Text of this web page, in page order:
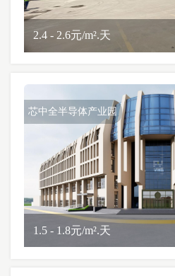
2.4 - 2.6元/m².天
芯中全半导体产业园
1.5 - 1.8元/m².天